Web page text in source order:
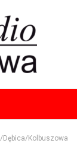
Dębica/Kolbuszowa